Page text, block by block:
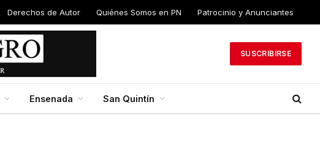
Derechos de Autor Quiénes Somos en PN Patrocinio y Anunciantes
SUSCRIBIRSE
Ensenada San Quintín